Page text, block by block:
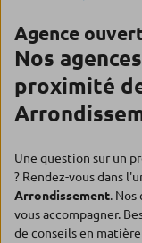
Agence
Nos
proximité
Une question sur un
? Rendez-vous dans
Arrondissement.
vous accompagner.
de conseils en